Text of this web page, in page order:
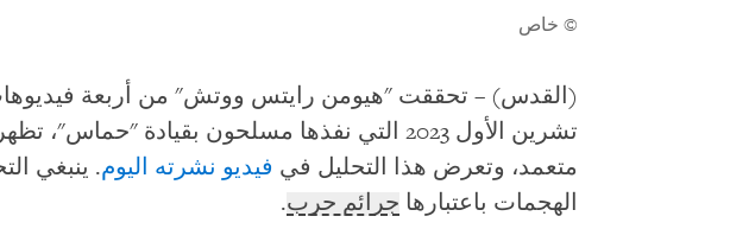
© خاص
تشرين الأول 2023 التي نفذها مسلحون بقيادة
متعمد، وتعرض هذا التحليل في فيديو نشرته اليوم. ينبغي
الهجمات باعتبارها جرائم حرب.